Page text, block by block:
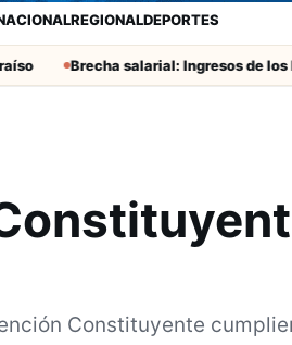
REGIONALDEPORTES
Brecha salarial: Ingresos de los hombres
Constituyente